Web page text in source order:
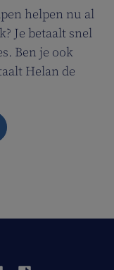
helpen nu al
Je betaalt snel
Ben je ook
Helan de